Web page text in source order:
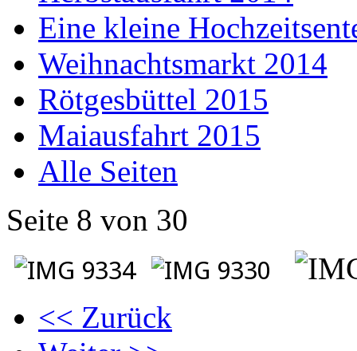
Eine kleine
Weihnachtsmarkt 2014
Rötgesbüttel 2015
Maiausfahrt 2015
Alle Seiten
Seite 8 von 30
<< Zurück